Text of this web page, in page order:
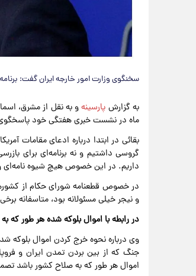
سخنگوی وزارت امور خارجه ایران گفت:
به گزارش پارسینه
ماه در نشست خبری هفتگی خود پاسخگوی
بقائی در ابتدا درباره ادعای مقامات
گروسی داشتیم و نه برنامه‌ای برای
داریم. در این خصوص هیچ شیوه نامه‌ای
در خصوص قطعنامه شورای حکام از
و نیجر خیلی مسئولانه بود، متاسفانه
در رابطه با اموال بلوکه شده هر طور که
وی درباره نحوه خرج کردن اموال
جنگ که از بین بردن تمدن ایران و
اموال هر طور که به صلاح کشور باشد